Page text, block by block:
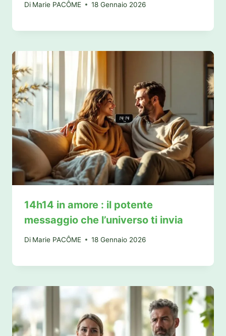
Di Marie PACÔME 18 Gennaio 2026
14h14 in amore : il potente
messaggio che l’universo ti invia
Di Marie PACÔME 18 Gennaio 2026